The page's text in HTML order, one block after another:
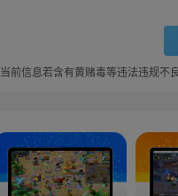
当前信息若含有黄赌毒等违法违规不